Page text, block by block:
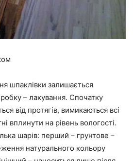
шпаклівки залишається
– лакування. Спочатку
від протягів, вимикаються всі
вплинути на рівень вологості.
шарів: перший – грунтове –
натурального кольору